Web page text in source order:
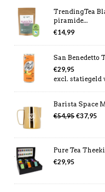
TrendingTea
piramide...
€14,99
San Benedetto
€29,95
excl. statiegeld
Barista Space
€54,95€37,95
Pure Tea
€29,95